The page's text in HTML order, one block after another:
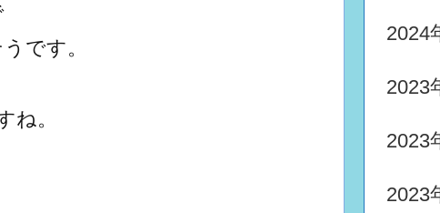
です。
ね。
2024
2023
2023
2023